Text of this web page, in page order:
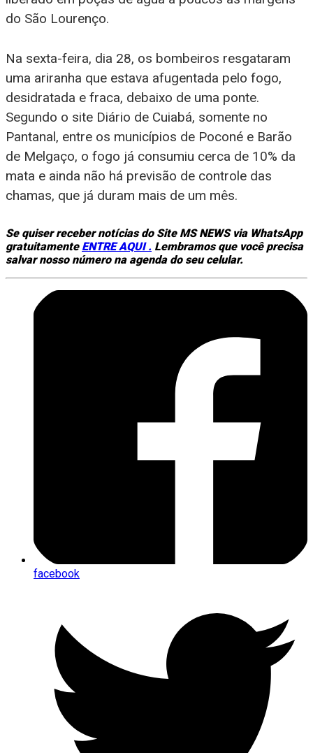
do São Lourenço.
Na sexta-feira, dia 28, os bombeiros resgataram
uma ariranha que estava afugentada pelo fogo,
desidratada e fraca, debaixo de uma ponte.
Segundo o site Diário de Cuiabá, somente no
Pantanal, entre os municípios de Poconé e Barão
de Melgaço, o fogo já consumiu cerca de 10% da
mata e ainda não há previsão de controle das
chamas, que já duram mais de um mês.
Se quiser receber notícias do Site MS NEWS via WhatsApp
gratuitamente ENTRE AQUI . Lembramos que você precisa
salvar nosso número na agenda do seu celular.
facebook